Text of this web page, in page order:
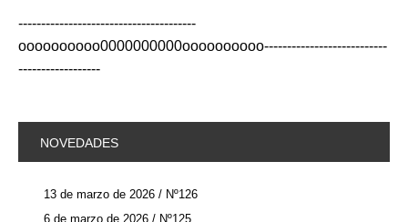
---------------------------------------
oooooooooo0000000000oooooooooo---------------------------
------------------
NOVEDADES
13 de marzo de 2026 / Nº126
6 de marzo de 2026 / Nº125